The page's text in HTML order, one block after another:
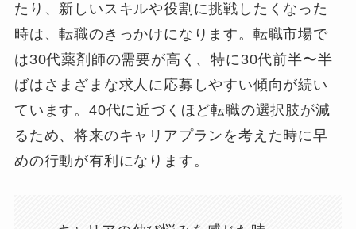
たり、新しいスキルや役割に挑戦したくなった
時は、転職のきっかけになります。転職市場で
は30代薬剤師の需要が高く、特に30代前半〜半
ばはさまざまな求人に応募しやすい傾向が続い
ています。40代に近づくほど転職の選択肢が減
るため、将来のキャリアプランを考えた時に早
めの行動が有利になります。